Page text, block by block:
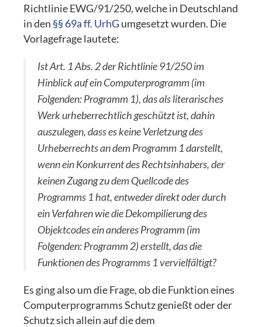
Richtlinie EWG/91/250, welche in Deutschland
in den §§ 69a ff. UrhG umgesetzt wurden. Die
Vorlagefrage lautete:
Ist Art. 1 Abs. 2 der Richtlinie 91/250 im
Hinblick auf ein Computerprogramm (im
Folgenden: Programm 1), das als literarisches
Werk urheberrechtlich geschützt ist, dahin
auszulegen, dass es keine Verletzung des
Urheberrechts an dem Programm 1 darstellt,
wenn ein Konkurrent des Rechtsinhabers, der
keinen Zugang zu dem Quellcode des
Programms 1 hat, entweder direkt oder durch
ein Verfahren wie die Dekompilierung des
Objektcodes ein anderes Programm (im
Folgenden: Programm 2) erstellt, das die
Funktionen des Programms 1 vervielfältigt?
Es ging also um die Frage, ob die Funktion eines
Computerprogramms Schutz genießt oder der
Schutz sich allein auf die dem